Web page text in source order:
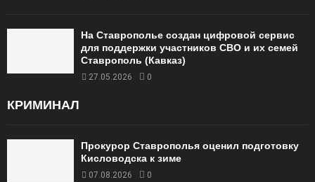
На Ставрополье создан цифровой сервис
для поддержки участников СВО и их семей
Ставрополь (Кавказ)
27.05.2026 0
КРИМИНАЛ
Прокурор Ставрополья оценил подготовку
Кисловодска к зиме
07.08.2026 0